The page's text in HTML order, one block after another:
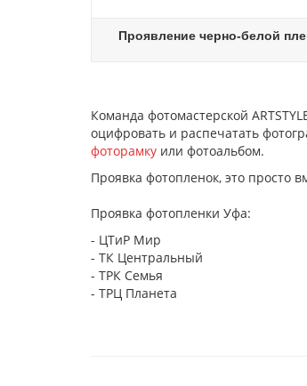
Проявление черно-белой
Команда фотомастерской
оцифровать и распечатать
фоторамку или фотоальбом.
Проявка фотопленок, это просто
Проявка фотопленки Уфа:
- ЦТиР Мир
- ТК Центральный
- ТРК Семья
- ТРЦ Планета